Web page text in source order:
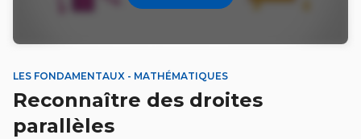
LES FONDAMENTAUX - MATHÉMATIQUES
Reconnaître des droites
parallèles